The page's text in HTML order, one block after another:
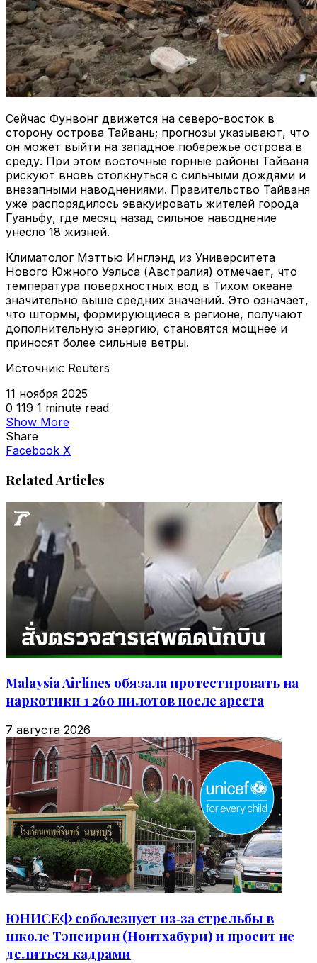
Сейчас Фунвонг движется на северо-восток в
сторону острова Тайвань; прогнозы указывают, что
он может выйти на западное побережье острова в
среду. При этом восточные горные районы Тайваня
рискуют вновь столкнуться с сильными дождями и
внезапными наводнениями. Правительство Тайваня
уже распорядилось эвакуировать жителей города
Гуаньфу, где месяц назад сильное наводнение
унесло 18 жизней.
Климатолог Мэттью Инглэнд из Университета
Нового Южного Уэльса (Австралия) отмечает, что
температура поверхностных вод в Тихом океане
значительно выше средних значений. Это означает,
что штормы, формирующиеся в регионе, получают
дополнительную энергию, становятся мощнее и
приносят более сильные ветры.
Источник: Reuters
11 ноября 2025
0 119 1 minute read
Show More
Share
Facebook X
Related Articles
Malaysia Airlines обязала протестировать на
наркотики 1 260 пилотов после ареста
7 августа 2026
ЮНИСЕФ соболезнует из‑за стрельбы в
школе Тэпсирин (Нонтхабури) и просит не
делиться кадрами